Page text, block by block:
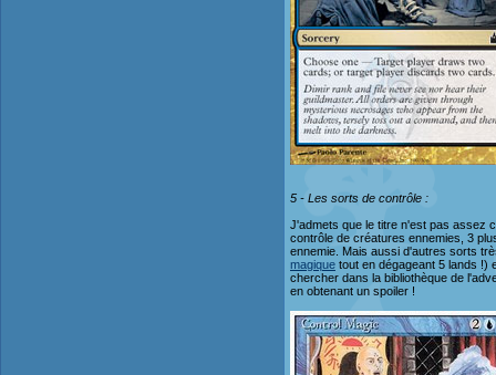
5 - Les sorts de contrôle :
J'admets que le titre n'est pas assez
contrôle de créatures ennemies, 3
ennemie. Mais aussi d'autres sorts
magique tout en dégageant 5 lands !)
chercher dans la bibliothèque de
en obtenant un spoiler !